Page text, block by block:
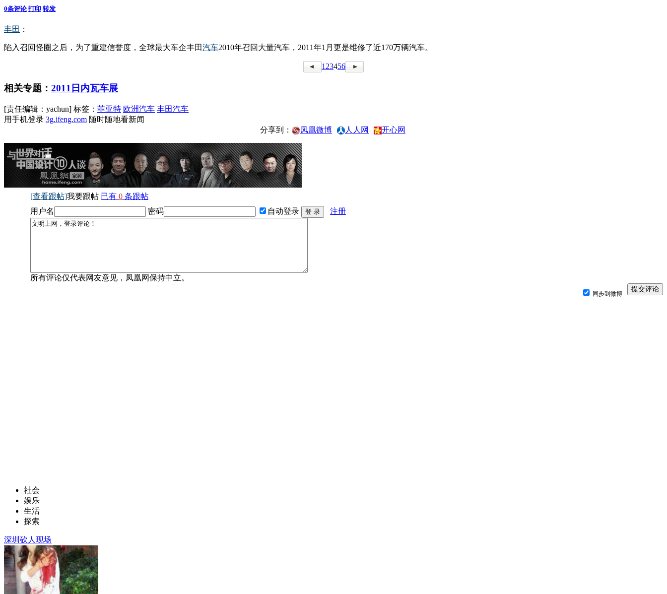
0条评论 打印 转发
丰田 ：
陷入召回怪圈之后，为了重建信誉度，全球最大车企丰田汽车2010年召回大量汽车，2011年1月更是维修了近170万辆汽车。
1 23456
相关专题： 2011日内瓦车展
[责任编辑：yachun] 标签： 菲亚特 欧洲汽车 丰田汽车
用手机登录 3g.ifeng.com 随时随地看新闻
分享到：
凤凰微博 人人网 开心网
[查看跟帖]我要跟帖 已有 0 条跟帖
用户名
密码 自动登录 注册
所有评论仅代表网友意见，凤凰网保持中立。
同步到微博
社会
娱乐
生活
探索
深圳砍人现场